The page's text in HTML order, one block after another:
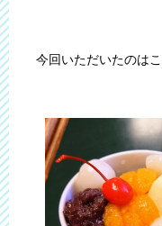
今回いただいたのはこ